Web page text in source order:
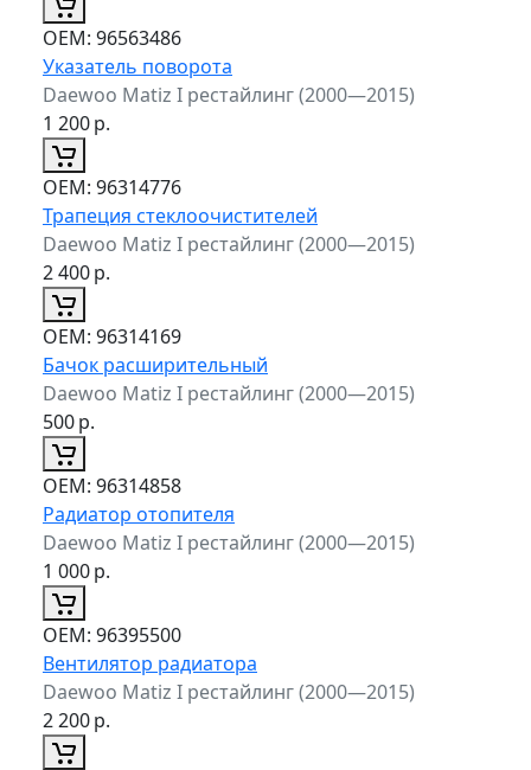
ОЕМ: 96563486
Указатель поворота
Daewoo Matiz I рестайлинг (2000—2015)
1 200р.
ОЕМ: 96314776
Трапеция стеклоочистителей
Daewoo Matiz I рестайлинг (2000—2015)
2 400р.
ОЕМ: 96314169
Бачок расширительный
Daewoo Matiz I рестайлинг (2000—2015)
500р.
ОЕМ: 96314858
Радиатор отопителя
Daewoo Matiz I рестайлинг (2000—2015)
1 000р.
ОЕМ: 96395500
Вентилятор радиатора
Daewoo Matiz I рестайлинг (2000—2015)
2 200р.